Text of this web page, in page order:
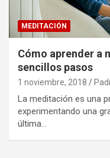
MEDITACIÓN
Cómo aprender a
sencillos pasos
1 noviembre, 2018
La meditación es una
experimentando una
última…